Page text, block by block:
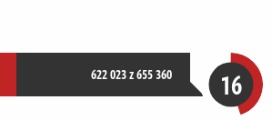
622 023 z 655 360 16